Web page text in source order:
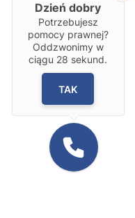
Dzień dobry
Potrzebujesz
pomocy prawnej?
Oddzwonimy w
ciągu 28 sekund.
TAK